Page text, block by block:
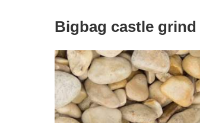
Bigbag castle grind